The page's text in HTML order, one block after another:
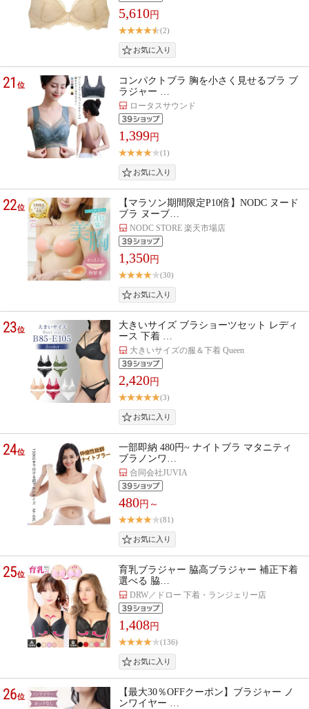
5,610円
(2)
21位
コンパクトブラ 胸を小さく見せるブラ ブ
ラジャー …
ロータスサウンド
1,399円
(1)
22位
【マラソン期間限定P10倍】NODC ヌード
ブラ ヌーブ…
NODC STORE 楽天市場店
1,350円
(30)
23位
大きいサイズ ブラショーツセット レディ
ース 下着 …
大きいサイズの服＆下着 Queen
2,420円
(3)
24位
一部即納 480円~ ナイトブラ マタニティ
ブラノンワ…
合同会社JUVIA
480円～
(81)
25位
育乳ブラジャー 脇高ブラジャー 補正下着
選べる 脇…
DRW／ドロー 下着・ランジェリー店
1,408円
(136)
26位
【最大30％OFFクーポン】ブラジャー ノ
ンワイヤー …